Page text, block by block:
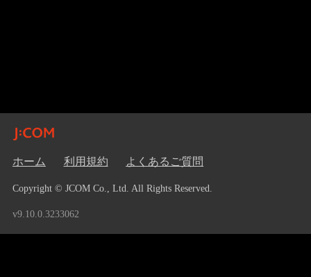
ホーム 利用規約 よくあるご質問
Copyright © JCOM Co., Ltd. All Rights Reserved.
v9.10.0.3233062